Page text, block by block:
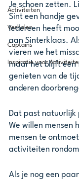
Activiteiten
Verhalen
Captains
Inspiratie voor
Je schoen zetten.
Sint een handje
Iedereen heeft
aan Sinterklaas.
vieren we het
maar het blijft een
genieten van de
anderen
Dat past natuurlijk
We willen mensen
mensen te
activiteiten
Als je nog een